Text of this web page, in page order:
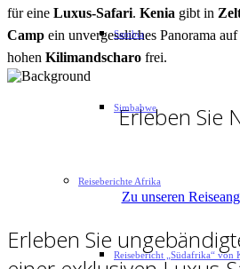
Sambia
Simbabwe
Reiseberichte Afrika
Reisebericht „Südafrika“ von
für eine Luxus-Safari. Kenia gibt in
Camp ein unvergessliches Panorama
hohen Kilimandscharo frei.
Erleben Sie
Zu unseren
Erleben Sie